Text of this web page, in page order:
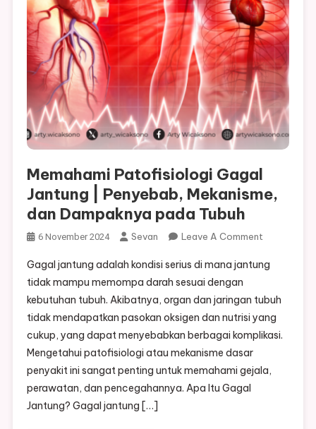
Memahami Patofisiologi Gagal
Jantung | Penyebab, Mekanisme,
dan Dampaknya pada Tubuh
6 November 2024 Sevan Leave A CommentOn
Jantung
|
Penyebab,
Dan
Gagal jantung adalah kondisi serius di mana jantung
tidak mampu memompa darah sesuai dengan
kebutuhan tubuh. Akibatnya, organ dan jaringan tubuh
tidak mendapatkan pasokan oksigen dan nutrisi yang
cukup, yang dapat menyebabkan berbagai komplikasi.
Mengetahui patofisiologi atau mekanisme dasar
penyakit ini sangat penting untuk memahami gejala,
perawatan, dan pencegahannya. Apa Itu Gagal
Jantung? Gagal jantung […]